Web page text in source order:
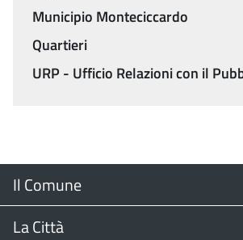
Municipio Monteciccardo
Quartieri
URP - Ufficio Relazioni con il
Menu
Footer
Il Comune
Il Sindaco
La Città